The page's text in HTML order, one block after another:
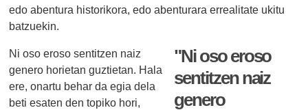
edo abentura historikora, edo abenturara errealitate ukitu
batzuekin.
"Ni oso eroso
sentitzen naiz
genero
Ni oso eroso sentitzen naiz
genero horietan guztietan. Hala
ere, onartu behar da egia dela
beti esaten den topiko hori,